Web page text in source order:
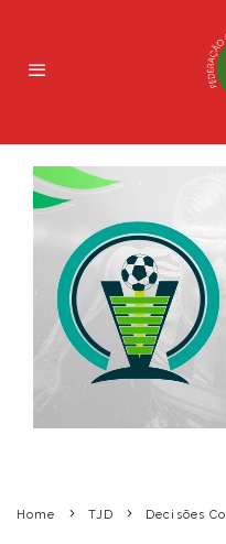
Home TJD Decisões